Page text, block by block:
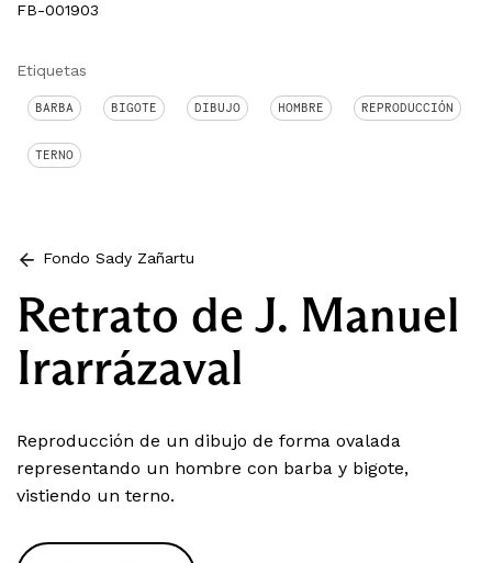
FB-001903
Etiquetas
BARBA BIGOTE DIBUJO HOMBRE REPRODUCCIÓN
TERNO
Fondo Sady Zañartu
Retrato de J. Manuel
Irarrázaval
Reproducción de un dibujo de forma ovalada
representando un hombre con barba y bigote,
vistiendo un terno.